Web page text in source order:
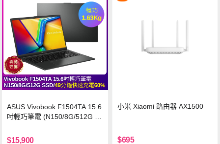
ASUS Vivobook F1504TA 15.6
吋輕巧筆電 (N150/8G/512G S
$15,900
小米 Xiaomi 路由器 AX1500
$695